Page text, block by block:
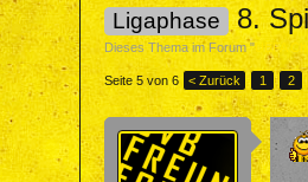
Ligaphase 8.
Dieses Thema im Forum "UEFA
Seite 5 von 6 < Zurück 1 2